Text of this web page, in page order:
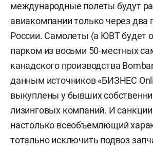
международные полеты будут
авиакомпании только через два
России. Самолеты (а ЮВТ будет
парком из восьми 50-местных
канадского производства
данным источников «БИЗНЕС
выкуплены у бывших
лизинговых компаний. И
настолько всеобъемлющий
тотально исключить подвоз